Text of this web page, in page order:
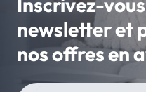
newsletter et
nos offres en